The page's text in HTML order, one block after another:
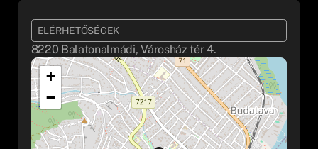
ELÉRHETŐSÉGEK
8220 Balatonalmádi, Városház tér 4.
+
−